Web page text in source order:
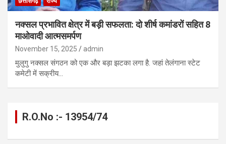
नक्सल प्रभावित क्षेत्र में बड़ी सफलता: दो शीर्ष कमांडरों सहित 8
माओवादी आत्मसमर्पण
November 15, 2025 admin
मुलुगु नक्सल संगठन को एक और बड़ा झटका लगा है. जहां तेलंगाना स्टेट
कमेटी में सक्रीय…
R.O.No :- 13954/74